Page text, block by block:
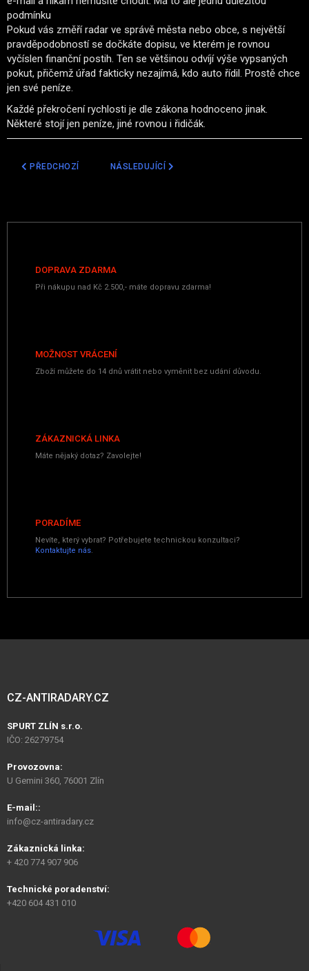
podmínku
Pokud vás změří radar ve správě města nebo obce, s největší
pravděpodobností se dočkáte dopisu, ve kterém je rovnou
vyčíslen finanční postih. Ten se většinou odvíjí výše vypsaných
pokut, přičemž úřad fakticky nezajímá, kdo auto řídil. Prostě chce
jen své peníze.
Každé překročení rychlosti je dle zákona hodnoceno jinak.
Některé stojí jen peníze, jiné rovnou i řidičák.
PŘEDCHOZÍ ČLÁNEK: VELKÝ BRATR NA SILNICÍCH: KDE VŠUDE
PŘEDCHOZÍ DALŠÍ ČLÁNEK: DÁLNIČNÍ POLICEJNÍ STÍHAČKY
NÁSLEDUJÍCÍ
DOPRAVA ZDARMA
Při nákupu nad Kč 2.500,- máte dopravu zdarma!
MOŽNOST VRÁCENÍ
Zboží můžete do 14 dnů vrátit nebo vyměnit bez udání důvodu.
ZÁKAZNICKÁ LINKA
Máte nějaký dotaz? Zavolejte!
PORADÍME
Nevíte, který vybrat? Potřebujete technickou konzultaci?
Kontaktujte nás.
CZ-ANTIRADARY.CZ
SPURT ZLÍN s.r.o.
IČO: 26279754
Provozovna:
U Gemini 360, 76001 Zlín
E-mail::
info@cz-antiradary.cz
Zákaznická linka:
+ 420 774 907 906
Technické poradenství:
+420 604 431 010